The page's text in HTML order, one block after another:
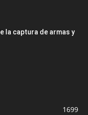
la captura de armas y
1699